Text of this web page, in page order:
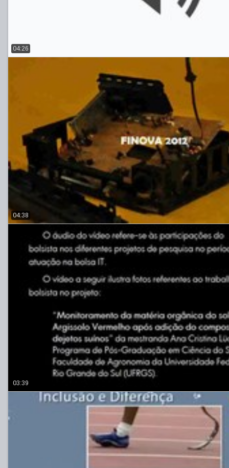
04:26
04:38
03:39